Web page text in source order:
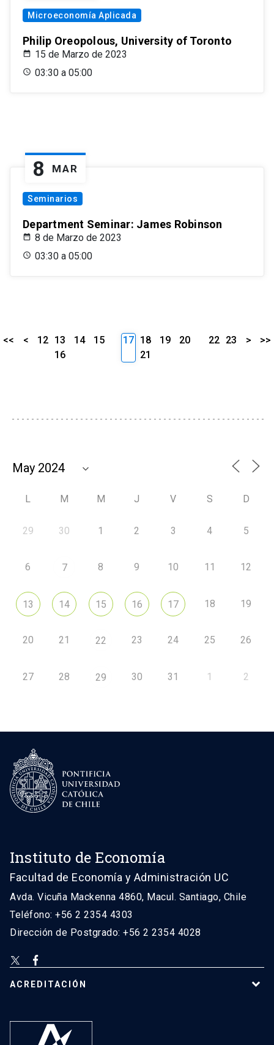
Microeconomía Aplicada
Philip Oreopolous, University of Toronto
15 de Marzo de 2023
03:30 a 05:00
8 MAR
Seminarios
Department Seminar: James Robinson
8 de Marzo de 2023
03:30 a 05:00
<< < 12 13 14
15
16
17 18 19
20
21
22 23 > >>
L M M J V S D
29 30 1 2 3 4 5
6 7 8 9 10 11 12
13 14 15 16 17 18 19
20 21 22 23 24 25 26
27 28 29 30 31 1 2
Instituto de Economía
Facultad de Economía y Administración UC
Avda. Vicuña Mackenna 4860, Macul. Santiago, Chile
Teléfono: +56 2 2354 4303
Dirección de Postgrado: +56 2 2354 4028
ACREDITACIÓN